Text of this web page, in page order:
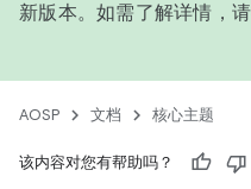
新版本。如需了解详情，
AOSP 文档 核心主题
该内容对您有帮助吗？